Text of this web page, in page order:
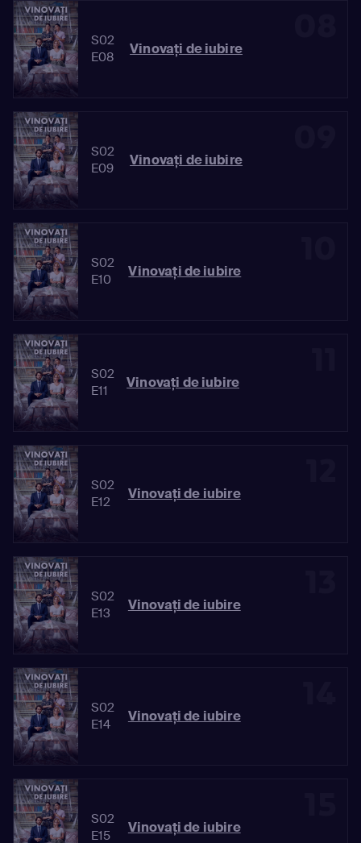
S02
E08
Vinovaţi de iubire
S02
E09
Vinovaţi de iubire
S02
E10
Vinovaţi de iubire
S02
E11
Vinovaţi de iubire
S02
E12
Vinovaţi de iubire
S02
E13
Vinovaţi de iubire
S02
E14
Vinovaţi de iubire
S02
E15
Vinovaţi de iubire